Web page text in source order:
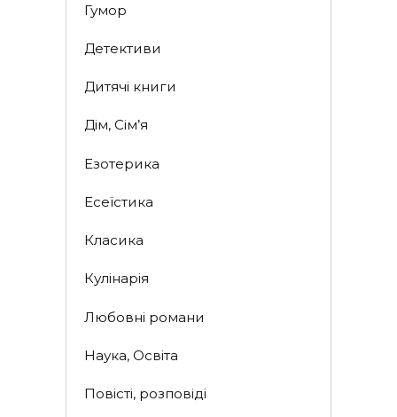
Гумор
Детективи
Дитячі книги
Дім, Сім’я
Езотерика
Есеїстика
Класика
Кулінарія
Любовні романи
Наука, Освіта
Повісті, розповіді